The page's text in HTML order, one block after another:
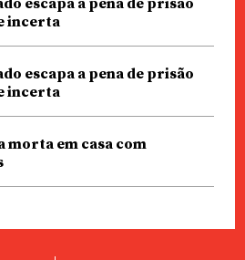
incerta
escapa a pena de prisão
incerta
em casa com